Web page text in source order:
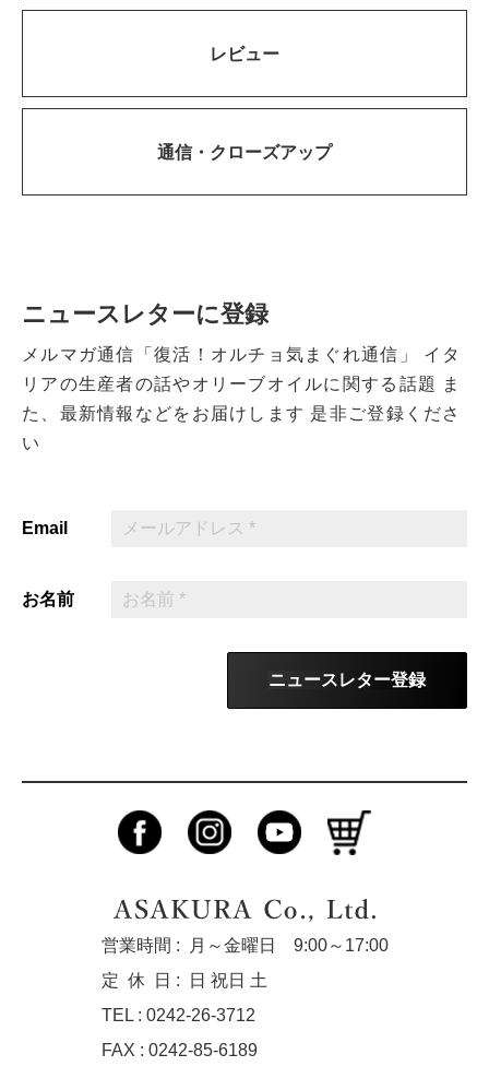
レビュー
通信・ クローズアップ
ニュースレターに登録
メルマガ通信「復活！オルチョ気まぐれ通信」
イタ
リアの生産者の話やオリーブオイルに関する話題
ま
た、最新情報などをお届けします 是非ご登録くださ
い
Email
お名前
ニュースレター登録
営業時間 :
月～金曜日 9:00～17:00
定休
日 :
日 祝日 土
TEL : 0242-26-3712
FAX : 0242-85-6189